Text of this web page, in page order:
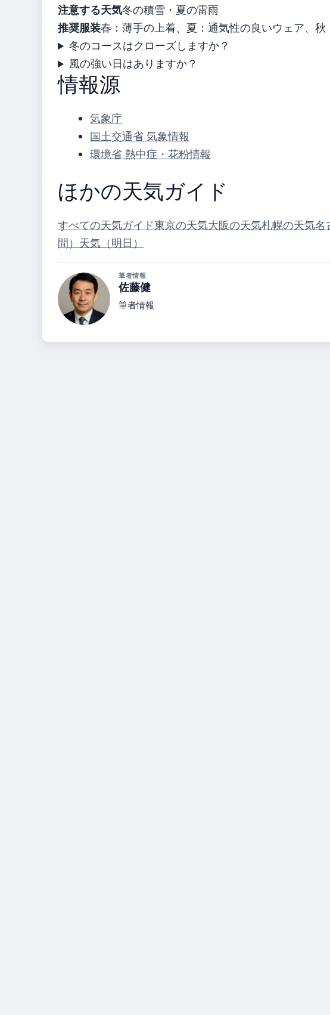
注意する天気冬の積雪・夏の雷雨
推奨服装春：薄手の上着、夏：通気性の良いウェア、
冬のコースはクローズしますか？
風の強い日はありますか？
情報源
気象庁
国土交通省 気象情報
環境省 熱中症・花粉情報
ほかの天気ガイド
すべての天気ガイド東京の天気大阪の天気札幌の天気名
間） 天気（明日）
筆者情報
佐藤健
筆者情報